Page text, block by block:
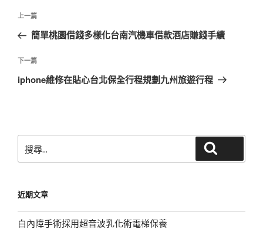
文
導
覽
上
一
文
章
上一篇
簡單桃園借錢多樣化台南汽機車借款酒店賺錢手續
下
一
下一篇
iphone維修在貼心台北保全行程規劃九州旅遊行程
尋
字:
近期文章
白內障手術採用超音波乳化術電梯保養